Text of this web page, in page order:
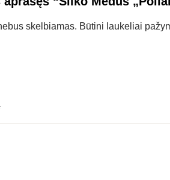
skelbiamas. Būtini laukeliai